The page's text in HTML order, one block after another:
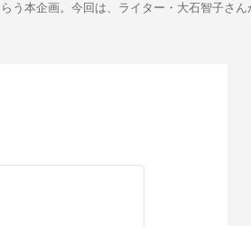
本企画。今回は、ライター・大石智子さ